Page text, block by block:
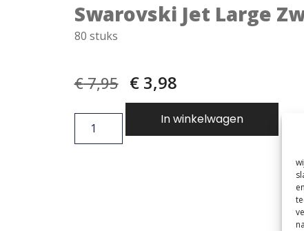
Swarovski Jet Large
80 stuks
€7,95 €3,98
In winkelwagen